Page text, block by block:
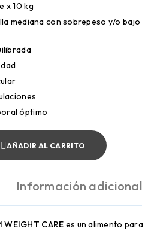
x 10 kg
mediana con sobrepeso y/o bajo
óptimo
AÑADIR AL CARRITO
Información adicional
WEIGHT CARE es un alimento para